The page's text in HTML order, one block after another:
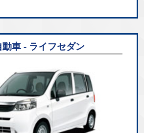
動車 - ライフセダン